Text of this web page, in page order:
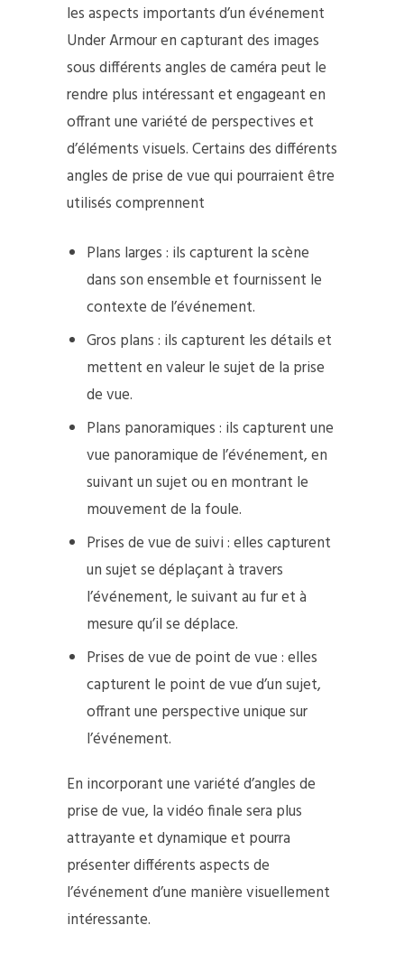
les aspects importants d’un événement
Under Armour en capturant des images
sous différents angles de caméra peut le
rendre plus intéressant et engageant en
offrant une variété de perspectives et
d’éléments visuels. Certains des différents
angles de prise de vue qui pourraient être
utilisés comprennent
Plans larges : ils capturent la scène
dans son ensemble et fournissent le
contexte de l’événement.
Gros plans : ils capturent les détails et
mettent en valeur le sujet de la prise
de vue.
Plans panoramiques : ils capturent une
vue panoramique de l’événement, en
suivant un sujet ou en montrant le
mouvement de la foule.
Prises de vue de suivi : elles capturent
un sujet se déplaçant à travers
l’événement, le suivant au fur et à
mesure qu’il se déplace.
Prises de vue de point de vue : elles
capturent le point de vue d’un sujet,
offrant une perspective unique sur
l’événement.
En incorporant une variété d’angles de
prise de vue, la vidéo finale sera plus
attrayante et dynamique et pourra
présenter différents aspects de
l’événement d’une manière visuellement
intéressante.